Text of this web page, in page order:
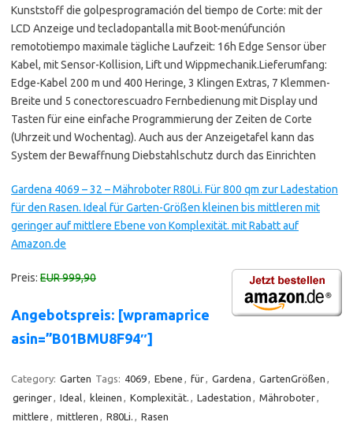
Kunststoff die golpesprogramación del tiempo de Corte: mit der
LCD Anzeige und tecladopantalla mit Boot-menúfunción
remototiempo maximale tägliche Laufzeit: 16h Edge Sensor über
Kabel, mit Sensor-Kollision, Lift und Wippmechanik.Lieferumfang:
Edge-Kabel 200 m und 400 Heringe, 3 Klingen Extras, 7 Klemmen-
Breite und 5 conectorescuadro Fernbedienung mit Display und
Tasten für eine einfache Programmierung der Zeiten de Corte
(Uhrzeit und Wochentag). Auch aus der Anzeigetafel kann das
System der Bewaffnung Diebstahlschutz durch das Einrichten
Gardena 4069 – 32 – Mähroboter R80Li. Für 800 qm zur Ladestation
für den Rasen. Ideal für Garten-Größen kleinen bis mittleren mit
geringer auf mittlere Ebene von Komplexität. mit Rabatt auf
Amazon.de
Preis: EUR 999,90
Angebotspreis: [wpramaprice
asin=”B01BMU8F94″]
Category: Garten Tags: 4069, Ebene , für, Gardena , GartenGrößen ,
geringer, Ideal, kleinen , Komplexität. , Ladestation , Mähroboter,
mittlere , mittleren , R80Li. , Rasen